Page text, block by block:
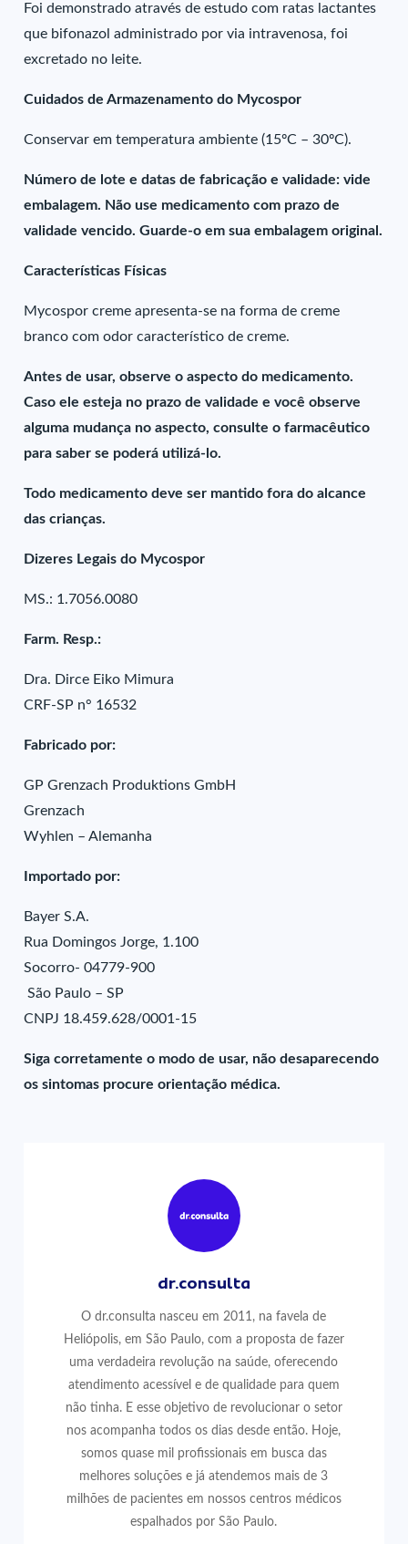
Foi demonstrado através de estudo com ratas lactantes
que bifonazol administrado por via intravenosa, foi
excretado no leite.
Cuidados de Armazenamento do Mycospor
Conservar em temperatura ambiente (15ºC – 30ºC).
Número de lote e datas de fabricação e validade: vide
embalagem. Não use medicamento com prazo de
validade vencido. Guarde-o em sua embalagem original.
Características Físicas
Mycospor creme apresenta-se na forma de creme
branco com odor característico de creme.
Antes de usar, observe o aspecto do medicamento.
Caso ele esteja no prazo de validade e você observe
alguma mudança no aspecto, consulte o farmacêutico
para saber se poderá utilizá-lo.
Todo medicamento deve ser mantido fora do alcance
das crianças.
Dizeres Legais do Mycospor
MS.: 1.7056.0080
Farm. Resp.:
Dra. Dirce Eiko Mimura
CRF-SP n° 16532
Fabricado por:
GP Grenzach Produktions GmbH
Grenzach
Wyhlen – Alemanha
Importado por:
Bayer S.A.
Rua Domingos Jorge, 1.100
Socorro- 04779-900
São Paulo – SP
CNPJ 18.459.628/0001-15
Siga corretamente o modo de usar, não desaparecendo
os sintomas procure orientação médica.
dr.consulta
O dr.consulta nasceu em 2011, na favela de
Heliópolis, em São Paulo, com a proposta de fazer
uma verdadeira revolução na saúde, oferecendo
atendimento acessível e de qualidade para quem
não tinha. E esse objetivo de revolucionar o setor
nos acompanha todos os dias desde então. Hoje,
somos quase mil profissionais em busca das
melhores soluções e já atendemos mais de 3
milhões de pacientes em nossos centros médicos
espalhados por São Paulo.